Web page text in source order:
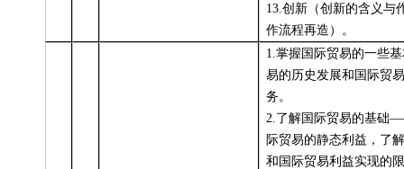
13.创新（创新的含义与
作流程再造）。
1.掌握国际贸易的一些
易的历史发展和国际贸
务。
2.了解国际贸易的基础
际贸易的静态利益，了
和国际贸易利益实现的